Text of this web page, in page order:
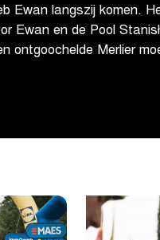
Ewan langszij komen.
Ewan en de Pool
ontgoochelde Merlier